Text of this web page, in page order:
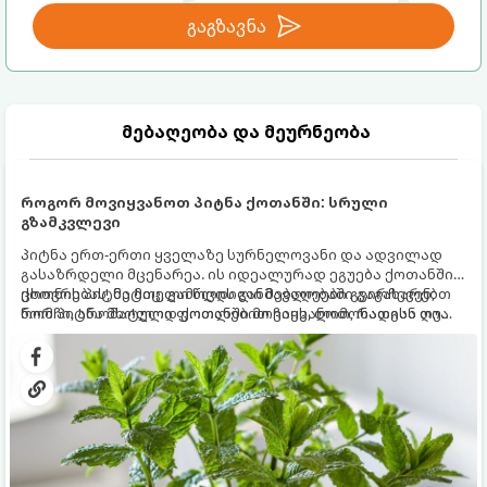
გაგზავნა
მებაღეობა და მეურნეობა
როგორ მოვიყვანოთ პიტნა ქოთანში: სრული
გზამკვლევი
პიტნა ერთ-ერთი ყველაზე სურნელოვანი და ადვილად
გასაზრდელი მცენარეა. ის იდეალურად ეგუება ქოთანში
ცხოვრებას, მეტიც, გამოცდილი მებაღეები გვირჩევენ,
რომ პიტნა მხოლოდ ქოთანში მოვიყვანოთ, რადგან ღია
გრუნტში (ბაღში) დარგვისას ის ფესვებით ძალიან
სწრაფად ვრცელდება და სხვა მცენარეებს ავიწროებს.
ქოთნის პიტნა მთელი წლის განმავლობაში გაგახარებთ
ნორჩი, არომატული ფოთლებით ჩაის, ლიმონათისა თუ
კერძებისთვის.